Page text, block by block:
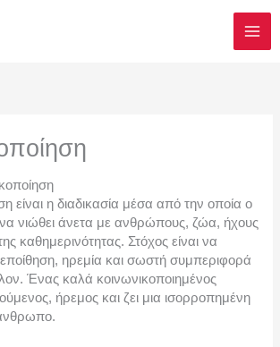
είναι η διαδικασία μέσα από την οποία ο
να νιώθει άνετα με ανθρώπους, ζώα, ήχους
καθημερινότητας. Στόχος είναι να
ηρεμία και σωστή συμπεριφορά
Ένας καλά κοινωνικοποιημένος
ήρεμος και ζει μια ισορροπημένη